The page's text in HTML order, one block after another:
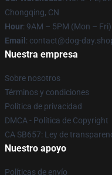
Chongqing, CN
Hour: 9AM – 5PM (Mon – Fri)
Email : contact@dog-
Nuestra empresa
Sobre nosotros
Términos y condiciones
Política de privacidad
DMCA - Política de Copyright
CA SB657: Ley de
Nuestro apoyo
Políticas de envío